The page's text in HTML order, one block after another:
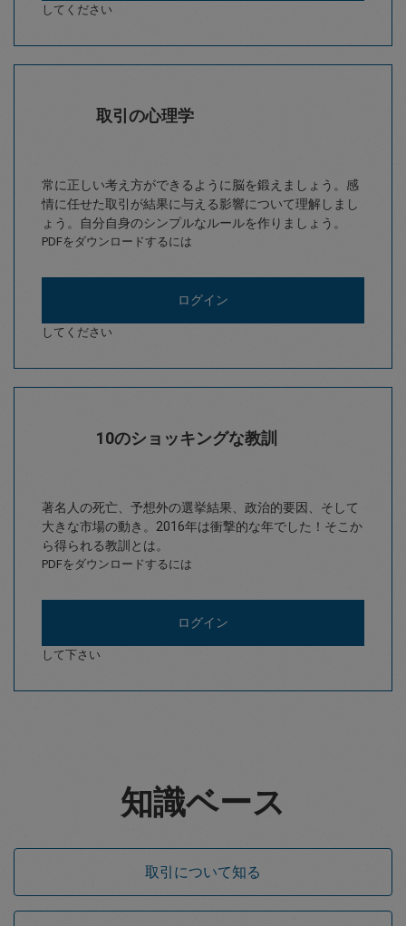
してください
取引の心理学
常に正しい考え方ができるように脳を鍛えましょう。感
情に任せた取引が結果に与える影響について理解しまし
ょう。自分自身のシンプルなルールを作りましょう。
PDFをダウンロードするには
ログイン
してください
10のショッキングな教訓
著名人の死亡、予想外の選挙結果、政治的要因、そして
大きな市場の動き。2016年は衝撃的な年でした！そこか
ら得られる教訓とは。
PDFをダウンロードするには
ログイン
して下さい
知識ベース
取引について知る